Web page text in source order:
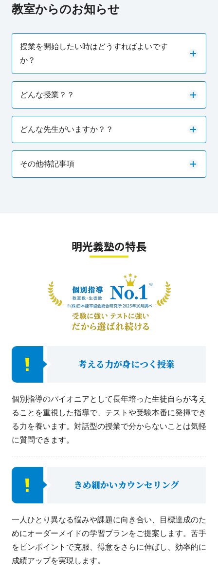
教室からのお知らせ
授業を開始したい時はどうすればよいです
か？
どんな授業？？
どんな先生がいますか？？
その他特記事項
明光義塾の特長
考える力が身につく授業
個別指導のパイオニアとして長年培った生徒自らが考え
ることを重視した指導で、テストや受験本番に発揮でき
る力を養います。対話型の授業で分からないことは気軽
に質問できます。
きめ細かいカウンセリング
一人ひとり異なる悩みや課題に向き合い、目標達成のた
めにオーダーメイドの学習プランをご提案します。苦手
をピンポイントで克服、得意をさらに伸ばし、効率的に
成績アップを実現します。